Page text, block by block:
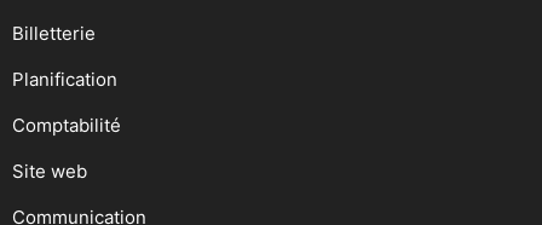
Billetterie
Planification
Comptabilité
Site web
Communication